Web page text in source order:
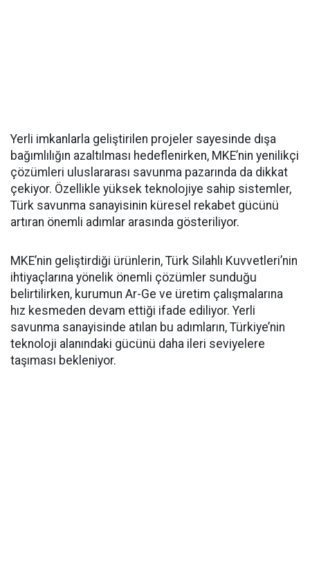
Yerli imkanlarla geliştirilen projeler sayesinde dışa
bağımlılığın azaltılması hedeflenirken, MKE’nin yenilikçi
çözümleri uluslararası savunma pazarında da dikkat
çekiyor. Özellikle yüksek teknolojiye sahip sistemler,
Türk savunma sanayisinin küresel rekabet gücünü
artıran önemli adımlar arasında gösteriliyor.
MKE’nin geliştirdiği ürünlerin, Türk Silahlı Kuvvetleri’nin
ihtiyaçlarına yönelik önemli çözümler sunduğu
belirtilirken, kurumun Ar-Ge ve üretim çalışmalarına
hız kesmeden devam ettiği ifade ediliyor. Yerli
savunma sanayisinde atılan bu adımların, Türkiye’nin
teknoloji alanındaki gücünü daha ileri seviyelere
taşıması bekleniyor.